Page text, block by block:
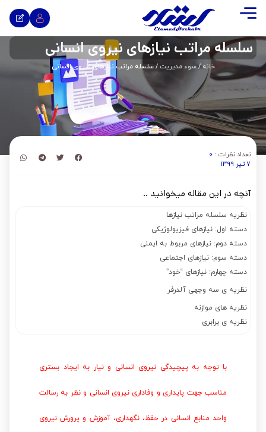
سلسله مراتب نیازهای نیروی انسانی
خانه/سوء مدیریت / سلسله مراتب نیازهای نیروی انسانی
تعداد نظرات : 0
7 تیر 1399
آنچه در این مقاله میخوانید ..
نظریه سلسله مراتب نیازها
دسته اول: نیازهای فیزیولوژیکی
دسته دوم: نیازهای مربوط به ایمنی
دسته سوم: نیازهای اجتماعی
دسته چهارم: نیازهای “خود”
نظریه ی سه وجهی آلدرفر
نظریه های موازنه
نظریه ی برابری
با توجه به پیچیدگی نیروی انسانی و نیار به ایجاد بستری
مناسب جهت پایداری و وفاداری نیروی انسانی و نظر به رسالت
واحد منابع انسانی در حفظ، نگهداری، آموزش و پرورش نیروی